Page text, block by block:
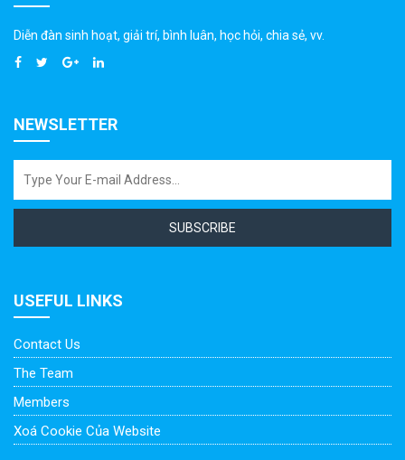
Diễn đàn sinh hoạt, giải trí, bình luân, học hỏi, chia sẻ, vv.
NEWSLETTER
SUBSCRIBE
USEFUL LINKS
Contact Us
The Team
Members
Xoá Cookie Của Website